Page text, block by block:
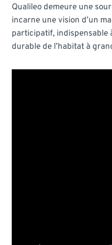
Qualileo demeure une
incarne une vision d’un
participatif, indispensable
durable de l’habitat à